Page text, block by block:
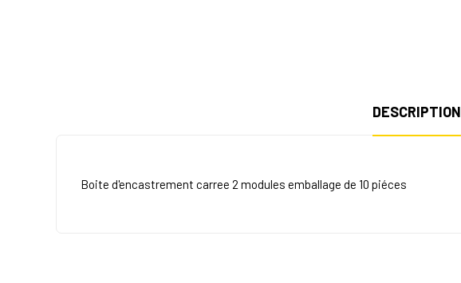
DESCRIPTION
Boite d'encastrement carree 2 modules emballage de 10 piéces